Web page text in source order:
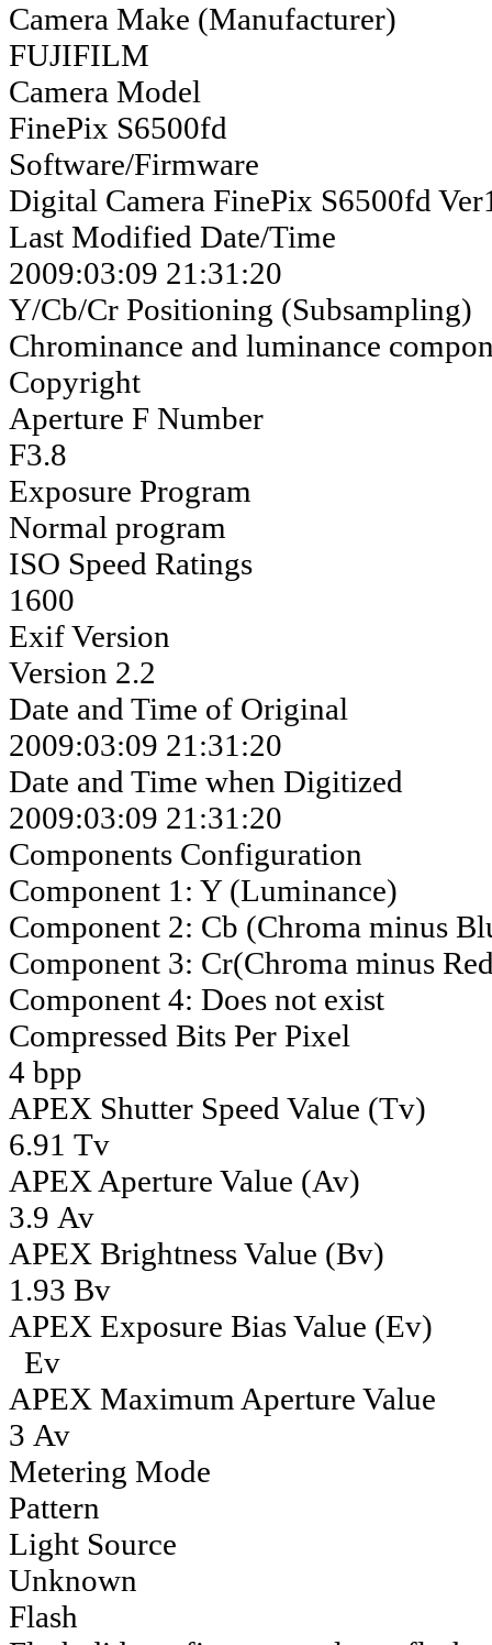
Camera Make (Manufacturer)
FUJIFILM
Camera Model
FinePix S6500fd
Software/Firmware
Digital Camera FinePix S6500fd
Last Modified Date/Time
2009:03:09 21:31:20
Y/Cb/Cr Positioning (Subsampling)
Chrominance and luminance
Copyright
Aperture F Number
F3.8
Exposure Program
Normal program
ISO Speed Ratings
1600
Exif Version
Version 2.2
Date and Time of Original
2009:03:09 21:31:20
Date and Time when Digitized
2009:03:09 21:31:20
Components Configuration
Component 1: Y (Luminance)
Component 2: Cb (Chroma minus
Component 3: Cr(Chroma minus
Component 4: Does not exist
Compressed Bits Per Pixel
4 bpp
APEX Shutter Speed Value (Tv)
6.91 Tv
APEX Aperture Value (Av)
3.9 Av
APEX Brightness Value (Bv)
1.93 Bv
APEX Exposure Bias Value (Ev)
Ev
APEX Maximum Aperture Value
3 Av
Metering Mode
Pattern
Light Source
Unknown
Flash